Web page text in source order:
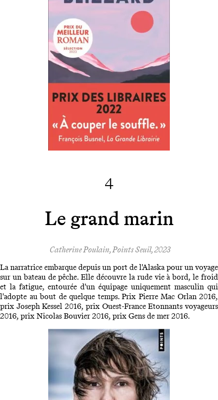
4
Le grand marin
Catherine Poulain, Points Seuil, 2023
La narratrice embarque depuis un port de l'Alaska pour un voyage
sur un bateau de pêche. Elle découvre la rude vie à bord, le froid
et la fatigue, entourée d'un équipage uniquement masculin qui
l'adopte au bout de quelque temps. Prix Pierre Mac Orlan 2016,
prix Joseph Kessel 2016, prix Ouest-France Etonnants voyageurs
2016, prix Nicolas Bouvier 2016, prix Gens de mer 2016.